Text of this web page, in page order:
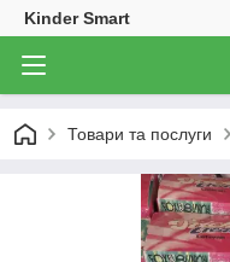
Kinder Smart
Товари та послуги